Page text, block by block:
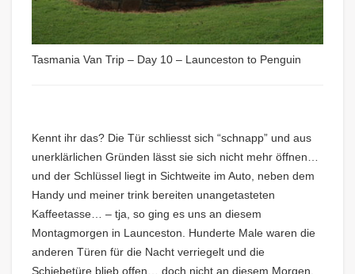
Tasmania Van Trip – Day 10 – Launceston to Penguin
Kennt ihr das? Die Tür schliesst sich “schnapp” und aus
unerklärlichen Gründen lässt sie sich nicht mehr öffnen…
und der Schlüssel liegt in Sichtweite im Auto, neben dem
Handy und meiner trink bereiten unangetasteten
Kaffeetasse… – tja, so ging es uns an diesem
Montagmorgen in Launceston. Hunderte Male waren die
anderen Türen für die Nacht verriegelt und die
Schiebetüre blieb offen… doch nicht an diesem Morgen.